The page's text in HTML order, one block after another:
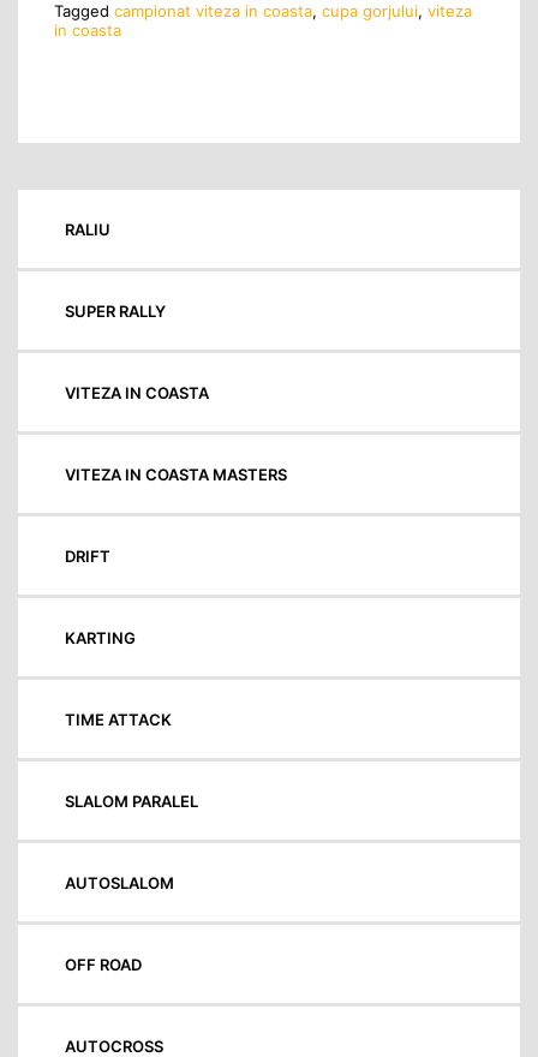
Tagged campionat viteza in coasta, cupa gorjului, viteza
in coasta
RALIU
SUPER RALLY
VITEZA IN COASTA
VITEZA IN COASTA MASTERS
DRIFT
KARTING
TIME ATTACK
SLALOM PARALEL
AUTOSLALOM
OFF ROAD
AUTOCROSS